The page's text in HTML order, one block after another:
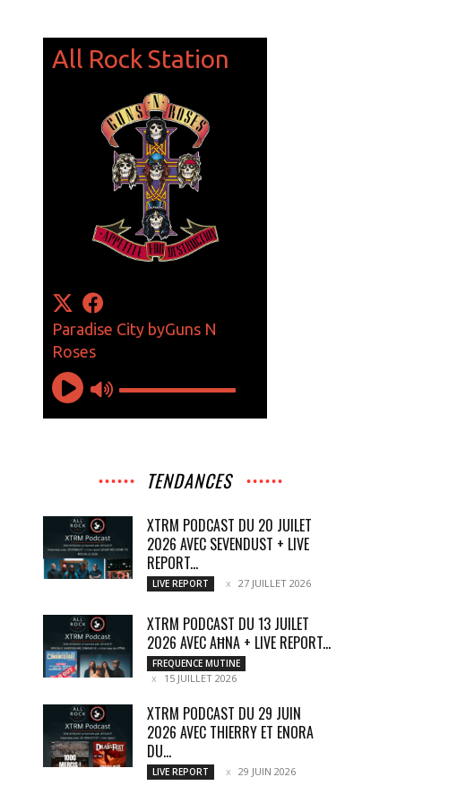
TENDANCES
XTRM PODCAST DU 20 JUILET
2026 AVEC SEVENDUST + LIVE
REPORT...
LIVE REPORT 27 JUILLET 2026
XTRM PODCAST DU 13 JUILET
2026 AVEC AĦNA + LIVE REPORT...
FREQUENCE MUTINE
15 JUILLET 2026
XTRM PODCAST DU 29 JUIN
2026 AVEC THIERRY ET ENORA
DU...
LIVE REPORT 29 JUIN 2026